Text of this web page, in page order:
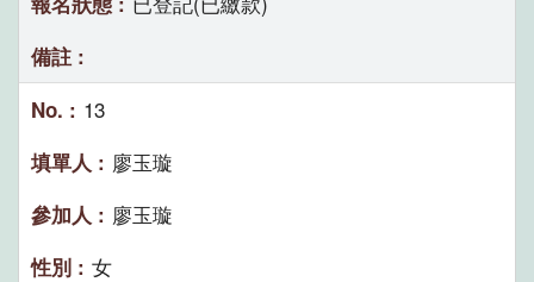
13
廖玉璇
廖玉璇
女